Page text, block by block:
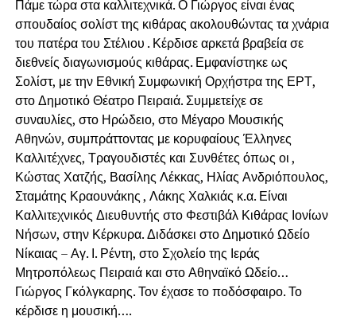
Πάμε τώρα στα καλλιτεχνικά. Ο Γιώργος είναι ένας
σπουδαίος σολίστ της κιθάρας ακολουθώντας τα χνάρια
του πατέρα του Στέλιου . Κέρδισε αρκετά βραβεία σε
διεθνείς διαγωνισμούς κιθάρας. Εμφανίστηκε ως
Σολίστ, με την Εθνική Συμφωνική Ορχήστρα της ΕΡΤ,
στο Δημοτικό Θέατρο Πειραιά. Συμμετείχε σε
συναυλίες, στο Ηρώδειο, στο Μέγαρο Μουσικής
Αθηνών, συμπράττοντας με κορυφαίους Έλληνες
Καλλιτέχνες, Τραγουδιστές και Συνθέτες όπως οι ,
Κώστας Χατζής, Βασίλης Λέκκας, Ηλίας Ανδριόπουλος,
Σταμάτης Κραουνάκης , Λάκης Χαλκιάς κ.α. Είναι
Καλλιτεχνικός Διευθυντής στο Φεστιβάλ Κιθάρας Ιονίων
Νήσων, στην Κέρκυρα. Διδάσκει στο Δημοτικό Ωδείο
Νίκαιας – Αγ. Ι. Ρέντη, στο Σχολείο της Ιεράς
Μητροπόλεως Πειραιά και στο Αθηναϊκό Ωδείο…
Γιώργος Γκόλγκαρης. Τον έχασε το ποδόσφαιρο. Το
κέρδισε η μουσική….